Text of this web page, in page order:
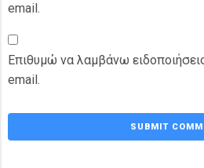
email.
Επιθυμώ να λαμβάνω
email.